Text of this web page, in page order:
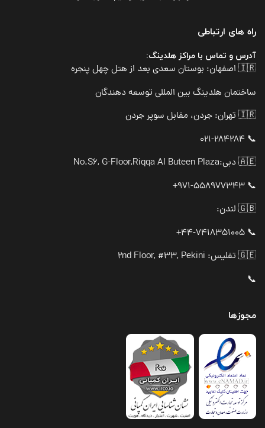
راه های ارتباطی
آدرس و تماس با مراکز هلدینگ:
🇮🇷 اصفهان: بوستان سعدی بعد از هتل چهل پنجره
ساختمان هلدینگ بین المللی توسعه دهندگان
🇮🇷 تهران: جردن، مقابل سوپر جردن
📞 021-284284
🇦🇪 دبی:
No.S6, G-Floor,Riqqa Al Buteen Plaza
📞 971-558977343+
🇬🇧 لندن:
📞 44-7418351005+
🇬🇪 تفلیس: 2nd Floor, #33, Pekini
📞
مجوزها